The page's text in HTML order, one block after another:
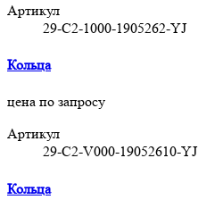
Артикул
29-C2-1000-1905262-YJ
Кольца
цена по запросу
Артикул
29-C2-V000-19052610-YJ
Кольца